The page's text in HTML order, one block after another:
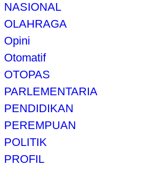
NASIONAL
OLAHRAGA
Opini
Otomatif
OTOPAS
PARLEMENTARIA
PENDIDIKAN
PEREMPUAN
POLITIK
PROFIL